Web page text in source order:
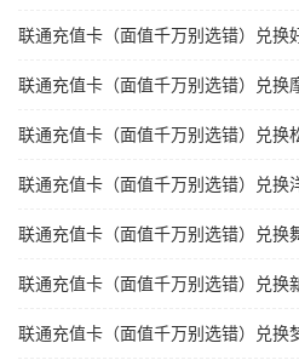
联通充值卡（面值千万别选错）兑换
联通充值卡（面值千万别选错）兑换
联通充值卡（面值千万别选错）兑换
联通充值卡（面值千万别选错）兑换
联通充值卡（面值千万别选错）兑换
联通充值卡（面值千万别选错）兑换
联通充值卡（面值千万别选错）兑换